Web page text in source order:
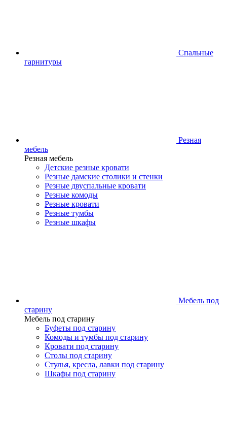
Спальные
гарнитуры
Резная
мебель
Резная мебель
Детские резные кровати
Резные дамские столики и стенки
Резные двуспальные кровати
Резные комоды
Резные кровати
Резные тумбы
Резные шкафы
Мебель под
старину
Мебель под старину
Буфеты под старину
Комоды и тумбы под старину
Кровати под старину
Столы под старину
Стулья, кресла, лавки под старину
Шкафы под старину